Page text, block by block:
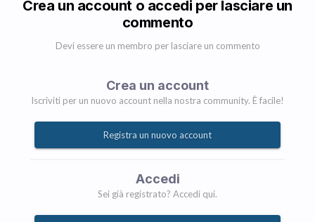
Crea un account o accedi per lasciare un
commento
Devi essere un membro per lasciare un commento
Crea un account
Iscriviti per un nuovo account nella nostra community. È facile!
Registra un nuovo account
Accedi
Sei già registrato? Accedi qui.